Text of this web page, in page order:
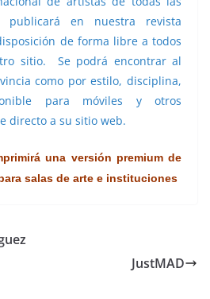
publicará en nuestra revista
de forma libre a todos
sitio. Se podrá encontrar al
como por estilo, disciplina,
para móviles y otros
directo a su sitio web.
una versión premium de
salas de arte e instituciones
JustMAD